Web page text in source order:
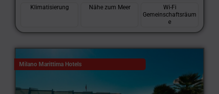
Klimatisierung
Nähe zum Meer
Wi-Fi
Gemeinschaftsräum
e
Milano Marittima Hotels